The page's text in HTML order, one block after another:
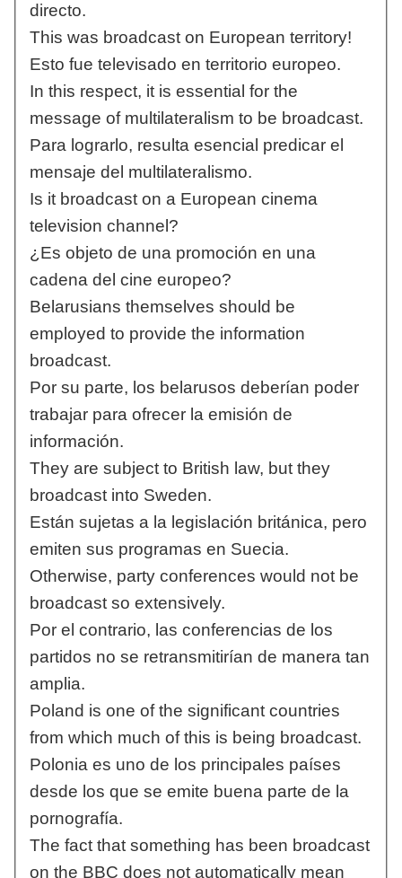
directo.
This was broadcast on European territory!
Esto fue televisado en territorio europeo.
In this respect, it is essential for the
message of multilateralism to be broadcast.
Para lograrlo, resulta esencial predicar el
mensaje del multilateralismo.
Is it broadcast on a European cinema
television channel?
¿Es objeto de una promoción en una
cadena del cine europeo?
Belarusians themselves should be
employed to provide the information
broadcast.
Por su parte, los belarusos deberían poder
trabajar para ofrecer la emisión de
información.
They are subject to British law, but they
broadcast into Sweden.
Están sujetas a la legislación británica, pero
emiten sus programas en Suecia.
Otherwise, party conferences would not be
broadcast so extensively.
Por el contrario, las conferencias de los
partidos no se retransmitirían de manera tan
amplia.
Poland is one of the significant countries
from which much of this is being broadcast.
Polonia es uno de los principales países
desde los que se emite buena parte de la
pornografía.
The fact that something has been broadcast
on the BBC does not automatically mean